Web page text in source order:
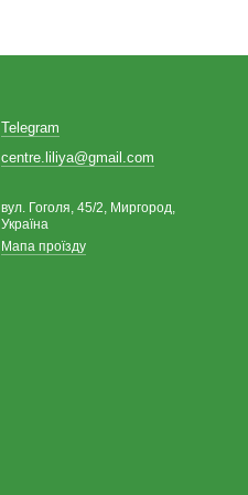
Telegram
centre.liliya@gmail.com
вул. Гоголя, 45/2, Миргород,
Україна
Мапа проїзду